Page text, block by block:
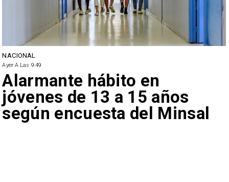
NACIONAL
Ayer A Las 9:49
Alarmante hábito en
jóvenes de 13 a 15 años
según encuesta del Minsal